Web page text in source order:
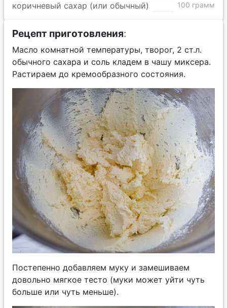
коричневый сахар (или обычный) 100 грамм
Рецепт приготовления:
Масло комнатной температуры, творог, 2 ст.л.
обычного сахара и соль кладем в чашу миксера.
Растираем до кремообразного состояния.
Постепенно добавляем муку и замешиваем
довольно мягкое тесто (муки может уйти чуть
больше или чуть меньше).